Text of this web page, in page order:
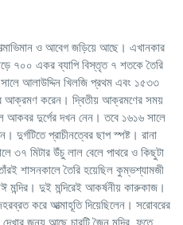
ও আবেগ জড়িয়ে আছে। এখানকার
৭০০ একর ব্যাপি বিস্তৃত ৭ শতকে তৈরি
আলাউদ্দিন খিলজি প্রথম এবং ১৫৩৩
আক্রমণ করেন। দ্বিতীয় আক্রমণের সময়
আকবর দুর্গের দখন নেন। তবে ১৬১৬ সালে
দুর্গটিতে প্রাচীনত্বের ছাপ স্পষ্ট। রানা
৩৭ মিটার উঁচু লাল বেলে পাথরে ও কিছুটা
শাসনকালে তৈরি হয়েছিল কুম্ভশ্যামজী
মন্দির। দুই মন্দিরেই আকর্ষনীয় কারুকাজ।
করে আত্মাহূতি দিয়েছিলেন। সরোবরের
জন্য আছে চারটি জৈন মন্দির, ফতে